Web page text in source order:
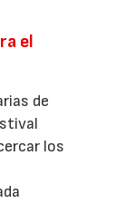
el
de
los